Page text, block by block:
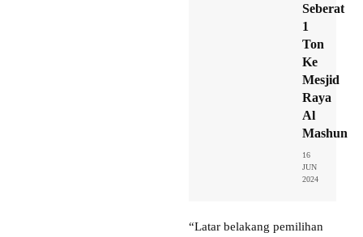
Seberat
1
Ton
Ke
Mesjid
Raya
Al
Mashun
16
JUN
2024
“Latar belakang pemilihan